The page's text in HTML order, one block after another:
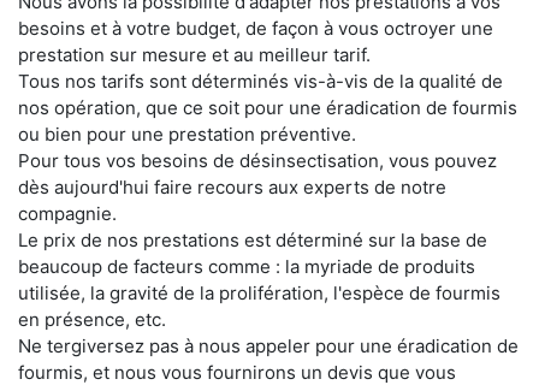
besoins et à votre budget, de façon à vous octroyer une
prestation sur mesure et au meilleur tarif.
Tous nos tarifs sont déterminés vis-à-vis de la qualité de
nos opération, que ce soit pour une éradication de fourmis
ou bien pour une prestation préventive.
Pour tous vos besoins de désinsectisation, vous pouvez
dès aujourd'hui faire recours aux experts de notre
compagnie.
Le prix de nos prestations est déterminé sur la base de
beaucoup de facteurs comme : la myriade de produits
utilisée, la gravité de la prolifération, l'espèce de fourmis
en présence, etc.
Ne tergiversez pas à nous appeler pour une éradication de
fourmis, et nous vous fournirons un devis que vous